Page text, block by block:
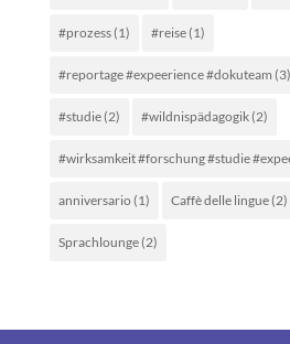
#prozess(1) #reise(1)
#reportage #expeerience #dokuteam (3)
#studie(2) #wildnispädagogik(2)
#wirksamkeit #forschung #studie
anniversario (1) Caffè delle lingue(2)
Sprachlounge(2)